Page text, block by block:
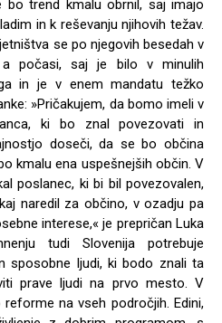
bo trend kmalu obrnil, saj imajo
in k reševanju njihovih težav.
se po njegovih besedah v
a počasi, saj je bilo v minulih
in je v enem mandatu težko
»Pričakujem, da bomo imeli v
ki bo znal povezovati in
doseči, da se bo občina
kmalu ena uspešnejših občin. V
poslanec, ki bi bil povezovalen,
naredil za občino, v ozadju pa
interese,« je prepričan Luka
tudi Slovenija potrebuje
sposobne ljudi, ki bodo znali ta
prave ljudi na prvo mesto. V
na vseh področjih. Edini,